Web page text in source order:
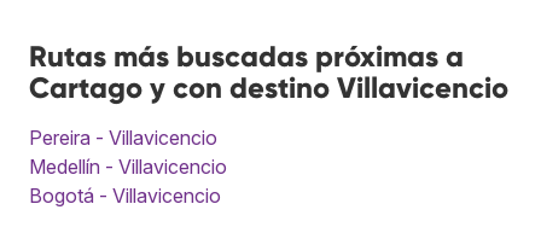
Rutas más buscadas próximas a
Cartago y con destino Villavicencio
Pereira - Villavicencio
Medellín - Villavicencio
Bogotá - Villavicencio